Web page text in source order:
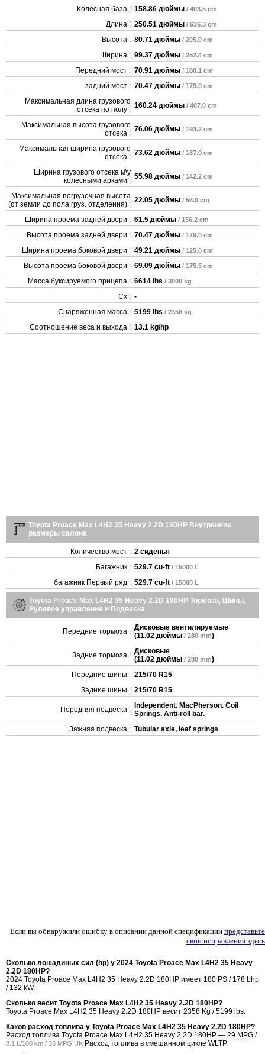
Колесная база : 158.86 дюймы / 403.5 cm
Длина : 250.51 дюймы / 636.3 cm
Высота : 80.71 дюймы / 205.0 cm
Ширина : 99.37 дюймы / 252.4 cm
Передний мост : 70.91 дюймы / 180.1 cm
задний мост : 70.47 дюймы / 179.0 cm
Максимальная длина грузового
отсека по полу : 160.24 дюймы / 407.0 cm
Максимальная высота грузового
отсека : 76.06 дюймы / 193.2 cm
Максимальная ширина грузового
отсека : 73.62 дюймы / 187.0 cm
Ширина грузового отсека м\у
колесными арками : 55.98 дюймы / 142.2 cm
Максимальная погрузочная высота
(от земли до пола груз. отделения) : 22.05 дюймы / 56.0 cm
Ширина проема задней двери : 61.5 дюймы / 156.2 cm
Высота проема задней двери : 70.47 дюймы / 179.0 cm
Ширина проема боковой двери : 49.21 дюймы / 125.0 cm
Высота проема боковой двери : 69.09 дюймы / 175.5 cm
Масса буксируемого прицепа : 6614 lbs / 3000 kg
Cx : -
Снаряженная масса : 5199 lbs / 2358 kg
Соотношение веса и выхода : 13.1 kg/hp
Toyota Proace Max L4H2 35 Heavy 2.2D 180HP Внутренние
размеры салона
Количество мест : 2 сиденья
Багажник : 529.7 cu-ft / 15000 L
багажник Первый ряд : 529.7 cu-ft / 15000 L
Toyota Proace Max L4H2 35 Heavy 2.2D 180HP Тормоза, Шины,
Рулевое управление и Подвеска
Передние тормоза : Дисковые вентилируемые
(11.02 дюймы / 280 mm)
Задние тормоза : Дисковые
(11.02 дюймы / 280 mm)
Передние шины : 215/70 R15
Задние шины : 215/70 R15
Передняя подвеска :
Independent. MacPherson. Coil
Springs. Anti-roll bar.
Зажняя подвеска : Tubular axle, leaf springs
Если вы обнаружили ошибку в описании данной спецификации представьте
свои исправления здесь
Сколько лошадиных сил (hp) у 2024 Toyota Proace Max L4H2 35 Heavy
2.2D 180HP?
2024 Toyota Proace Max L4H2 35 Heavy 2.2D 180HP имеет 180 PS / 178 bhp
/ 132 kW.
Сколько весит Toyota Proace Max L4H2 35 Heavy 2.2D 180HP?
Toyota Proace Max L4H2 35 Heavy 2.2D 180HP весит 2358 Kg / 5199 lbs.
Каков расход топлива у Toyota Proace Max L4H2 35 Heavy 2.2D 180HP?
Расход топлива Toyota Proace Max L4H2 35 Heavy 2.2D 180HP — 29 MPG /
8.1 L/100 km / 35 MPG UK Расход топлива в смешанном цикле WLTP.